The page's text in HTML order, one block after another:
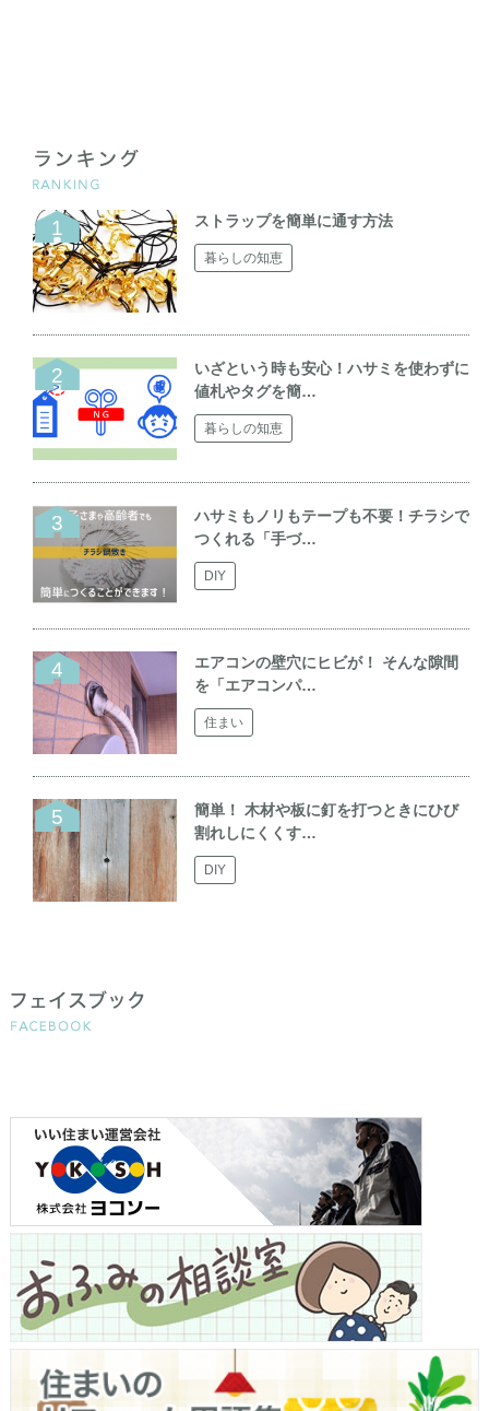
ストラップを簡単に通す方法
暮らしの知恵
いざという時も安心！ハサミを使わずに
値札やタグを簡…
暮らしの知恵
ハサミもノリもテープも不要！チラシで
つくれる「手づ…
DIY
エアコンの壁穴にヒビが！ そんな隙間
を「エアコンパ…
住まい
簡単！ 木材や板に釘を打つときにひび
割れしにくくす…
DIY